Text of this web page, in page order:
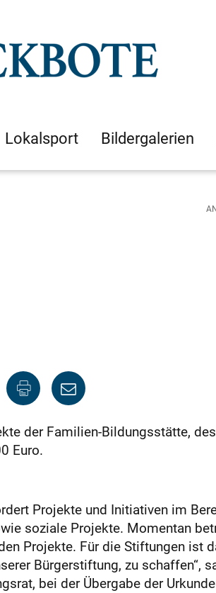
Lokalsport Bildergalerien
der Familien-Bildungsstätte,
Euro.
Projekte und Initiativen im
soziale Projekte. Momentan
Projekte. Für die Stiftungen ist
Bürgerstiftung, zu schaffen“,
bei der Übergabe der